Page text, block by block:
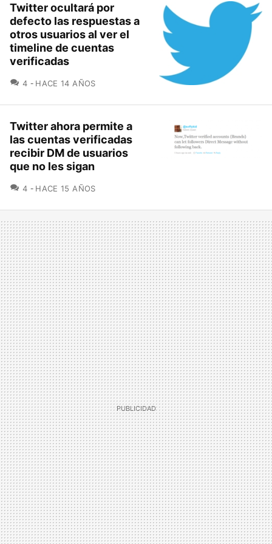
Twitter ocultará por
defecto las respuestas a
otros usuarios al ver el
timeline de cuentas
verificadas
4 COMENTARIOS
HACE 14 AÑOS
Twitter ahora permite a
las cuentas verificadas
recibir DM de usuarios
que no les sigan
4 COMENTARIOS
HACE 15 AÑOS